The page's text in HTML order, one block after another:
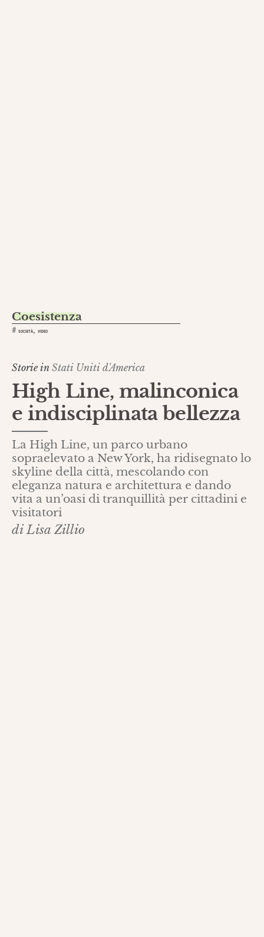
Coesistenza
# SOCIETÀ, VIDEO
Storie in Stati Uniti d'America
High Line, malinconica
e indisciplinata bellezza
La High Line, un parco urbano
sopraelevato a New York, ha ridisegnato lo
skyline della città, mescolando con
eleganza natura e architettura e dando
vita a un’oasi di tranquillità per cittadini e
visitatori
di Lisa Zillio